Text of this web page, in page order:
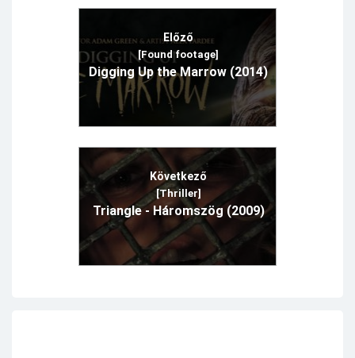
Előző
[Found footage]
Digging Up the Marrow (2014)
Következő
[Thriller]
Triangle - Háromszög (2009)